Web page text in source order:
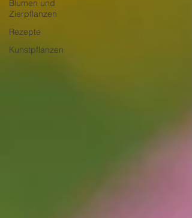
Blumen und
Zierpflanzen
Rezepte
Kunstpflanzen